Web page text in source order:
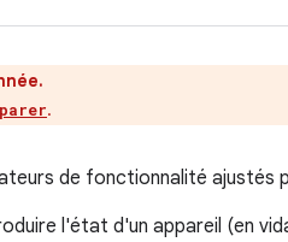
.
de fonctionnalité ajustés
l'état d'un appareil (en